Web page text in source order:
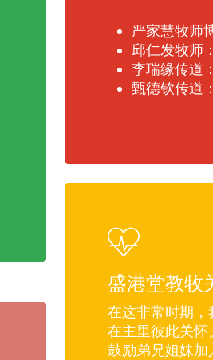
严家慧牧师
邱仁发牧师
李瑞缘传道
甄德钦传道
盛港堂教牧
在这非常时期，
在主里彼此关怀。
鼓励弟兄姐妹加